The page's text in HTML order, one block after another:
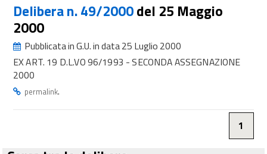
Delibera n. 49/2000del 25 Maggio
2000
Pubblicata in G.U. in data 25 Luglio 2000
EX ART. 19 D.L.VO 96/1993 - SECONDA ASSEGNAZIONE
2000
permalink.
1